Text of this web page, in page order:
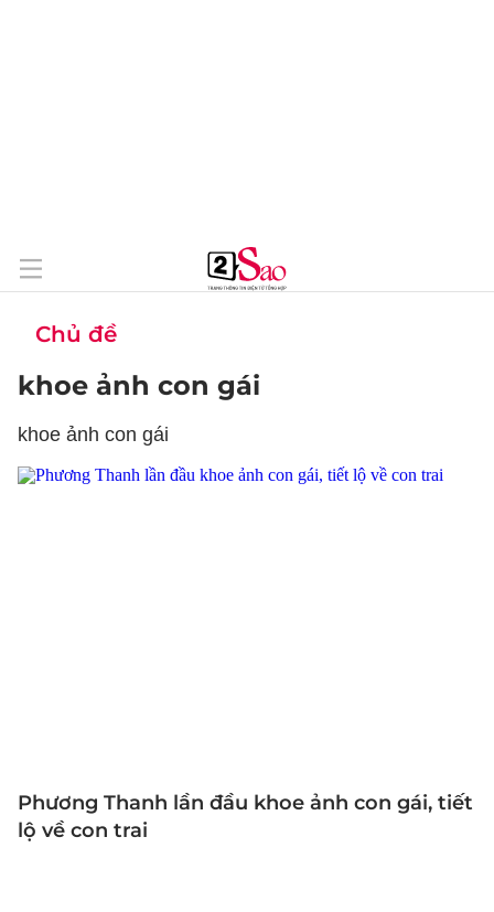
Chủ đề
khoe ảnh con gái
khoe ảnh con gái
Phương Thanh lần đầu khoe ảnh con gái, tiết
lộ về con trai